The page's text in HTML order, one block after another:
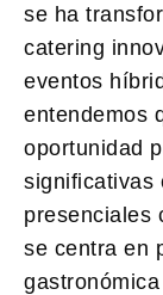
se ha
catering
eventos
entendemos
oportunidad
significativas
presenciales
se centra en